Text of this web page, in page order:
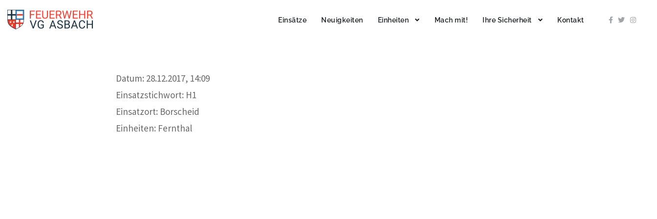
Einsätze Neuigkeiten Einheiten Mach mit! Ihre Sicherheit Kontakt
Datum: 28.12.2017, 14:09
Einsatzstichwort: H1
Einsatzort: Borscheid
Einheiten: Fernthal